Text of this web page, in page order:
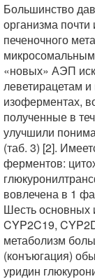
Большинство
организма почти
печеночного
«новых» АЭП
леветирацетам
изоферментах,
полученные в
улучшили
(таб. 3) [2].
ферментов:
вовлечена в 1
Шесть основных
CYP2C19,
метаболизм
(конъюгация)
уридин